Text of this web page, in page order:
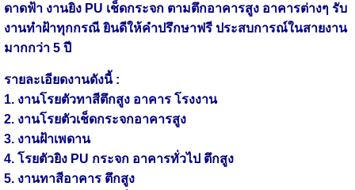
ดาดฟ้า งานยิง PU เช็ดกระจก ตามตึกอาคารสูง อาคารต่างๆ รับ
งานทำฝ้าทุกกรณี ยินดีให้คำปรึกษาฟรี ประสบการณ์ในสายงาน
มากกว่า 5 ปี
รายละเอียดงานดังนี้ :
1. งานโรยตัวทาสีตึกสูง อาคาร โรงงาน
2. งานโรยตัวเช็ดกระจกอาคารสูง
3. งานฝ้าเพดาน
4. โรยตัวยิง PU กระจก อาคารทั่วไป ตึกสูง
5. งานทาสีอาคาร ตึกสูง